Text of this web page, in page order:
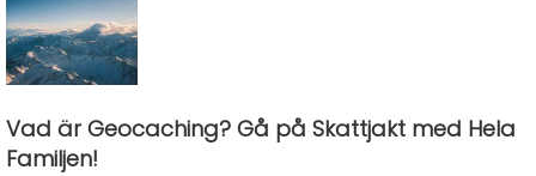
Vad är Geocaching? Gå på Skattjakt med Hela
Familjen!